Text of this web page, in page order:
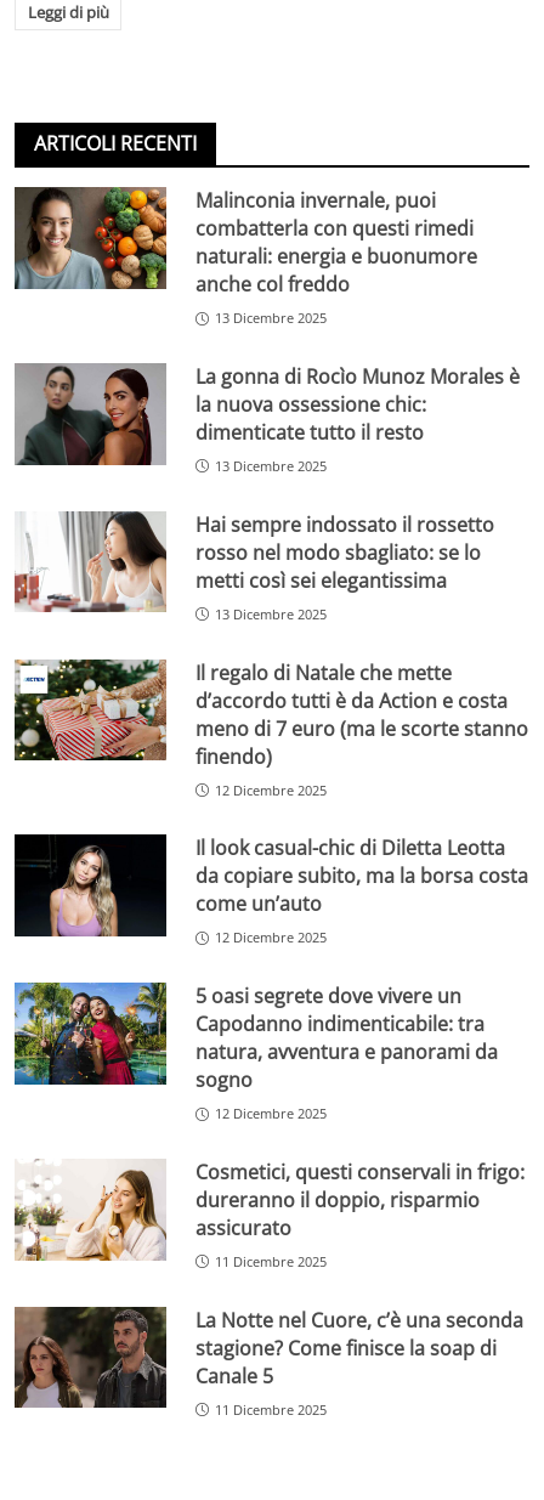
Leggi di più
ARTICOLI RECENTI
Malinconia invernale, puoi
combatterla con questi rimedi
naturali: energia e buonumore
anche col freddo
13 Dicembre 2025
La gonna di Rocìo Munoz Morales è
la nuova ossessione chic:
dimenticate tutto il resto
13 Dicembre 2025
Hai sempre indossato il rossetto
rosso nel modo sbagliato: se lo
metti così sei elegantissima
13 Dicembre 2025
Il regalo di Natale che mette
d’accordo tutti è da Action e costa
meno di 7 euro (ma le scorte stanno
finendo)
12 Dicembre 2025
Il look casual-chic di Diletta Leotta
da copiare subito, ma la borsa costa
come un’auto
12 Dicembre 2025
5 oasi segrete dove vivere un
Capodanno indimenticabile: tra
natura, avventura e panorami da
sogno
12 Dicembre 2025
Cosmetici, questi conservali in frigo:
dureranno il doppio, risparmio
assicurato
11 Dicembre 2025
La Notte nel Cuore, c’è una seconda
stagione? Come finisce la soap di
Canale 5
11 Dicembre 2025